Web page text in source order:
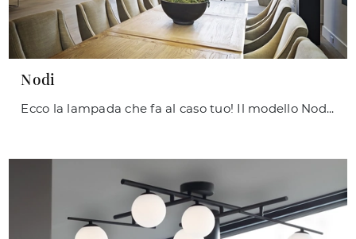
Nodi
Ecco la lampada che fa al caso tuo! Il modello Nodi è una delle nostre lampade a soffitto di Ideal Lux.